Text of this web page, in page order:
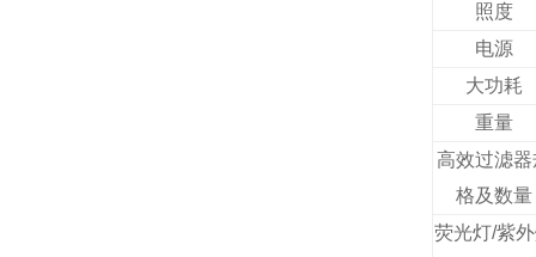
照度
电源
大功耗
重量
高效过滤器
格及数量
荧光灯/紫